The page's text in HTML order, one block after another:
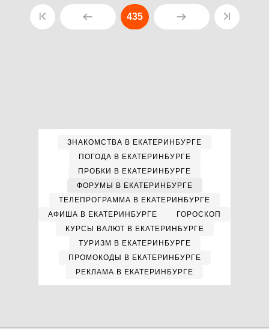
435
ЗНАКОМСТВА В ЕКАТЕРИНБУРГЕ
ПОГОДА В ЕКАТЕРИНБУРГЕ
ПРОБКИ В ЕКАТЕРИНБУРГЕ
ФОРУМЫ В ЕКАТЕРИНБУРГЕ
ТЕЛЕПРОГРАММА В ЕКАТЕРИНБУРГЕ
АФИША В ЕКАТЕРИНБУРГЕ
ГОРОСКОП
КУРСЫ ВАЛЮТ В ЕКАТЕРИНБУРГЕ
ТУРИЗМ В ЕКАТЕРИНБУРГЕ
ПРОМОКОДЫ В ЕКАТЕРИНБУРГЕ
РЕКЛАМА В ЕКАТЕРИНБУРГЕ